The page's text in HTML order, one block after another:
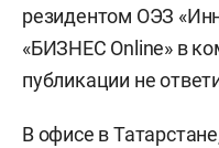
резидентом ОЭЗ
«БИЗНЕС Online» в
публикации не
В офисе в